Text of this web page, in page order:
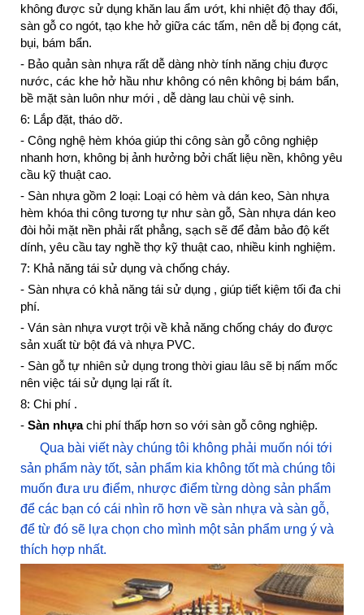
không được sử dụng khăn lau ẩm ướt, khi nhiệt độ thay đổi,
sàn gỗ co ngót, tạo khe hở giữa các tấm, nên dễ bị đọng cát,
bụi, bám bẩn.
- Bảo quản sàn nhựa rất dễ dàng nhờ tính năng chịu được
nước, các khe hở hầu như không có nên không bị bám bẩn,
bề mặt sàn luôn như mới , dễ dàng lau chùi vệ sinh.
6: Lắp đặt, tháo dỡ.
- Công nghệ hèm khóa giúp thi công sàn gỗ công nghiệp
nhanh hơn, không bị ảnh hưởng bởi chất liệu nền, không yêu
cầu kỹ thuật cao.
- Sàn nhựa gồm 2 loại: Loại có hèm và dán keo, Sàn nhựa
hèm khóa thi công tương tự như sàn gỗ, Sàn nhựa dán keo
đòi hỏi mặt nền phải rất phẳng, sạch sẽ để đảm bảo độ kết
dính, yêu cầu tay nghề thợ kỹ thuật cao, nhiều kinh nghiệm.
7: Khả năng tái sử dụng và chống cháy.
- Sàn nhựa có khả năng tái sử dụng , giúp tiết kiệm tối đa chi
phí.
- Ván sàn nhựa vượt trội về khả năng chống cháy do được
sản xuất từ bột đá và nhựa PVC.
- Sàn gỗ tự nhiên sử dụng trong thời giau lâu sẽ bị nấm mốc
nên việc tái sử dụng lại rất ít.
8: Chi phí .
- Sàn nhựachi phí thấp hơn so với sàn gỗ công nghiệp.
Qua bài viết này chúng tôi không phải muốn nói tới
sản phẩm này tốt, sản phẩm kia không tốt mà chúng tôi
muốn đưa ưu điểm, nhược điểm từng dòng sản phẩm
để các bạn có cái nhìn rõ hơn về sàn nhựa và sàn gỗ,
để từ đó sẽ lựa chọn cho mình một sản phẩm ưng ý và
thích hợp nhất.